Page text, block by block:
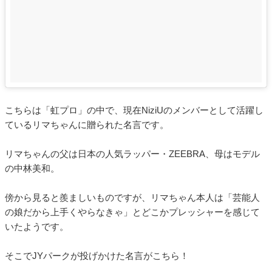
こちらは「虹プロ」の中で、現在NiziUのメンバーとして活躍し
ているリマちゃんに贈られた名言です。
リマちゃんの父は日本の人気ラッパー・ZEEBRA、母はモデル
の中林美和。
傍から見ると羨ましいものですが、リマちゃん本人は「芸能人
の娘だから上手くやらなきゃ」とどこかプレッシャーを感じて
いたようです。
そこでJYパークが投げかけた名言がこちら！